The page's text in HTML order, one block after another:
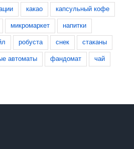
какао капсульный кофе
микромаркет напитки
робуста снек стаканы
автоматы фандомат чай